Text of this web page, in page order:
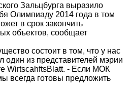
Зальцбурга выразило
Олимпиаду 2014 года в том
в срок закончить
объектов, сообщает
состоит в том, что у нас
один из представителей мэрии
WirtscahftsBlatt. - Если МОК
всегда готовы предложить